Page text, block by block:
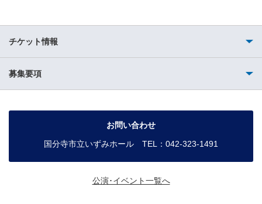
チケット情報
募集要項
お問い合わせ
国分寺市立いずみホール TEL：042-323-1491
公演･イベント一覧へ